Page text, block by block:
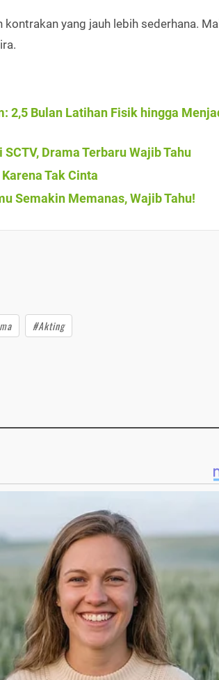
yang jauh lebih sederhana.
2,5 Bulan Latihan Fisik hingga
Drama Terbaru Wajib Tahu
Tak Cinta
Semakin Memanas, Wajib Tahu!
#Akting